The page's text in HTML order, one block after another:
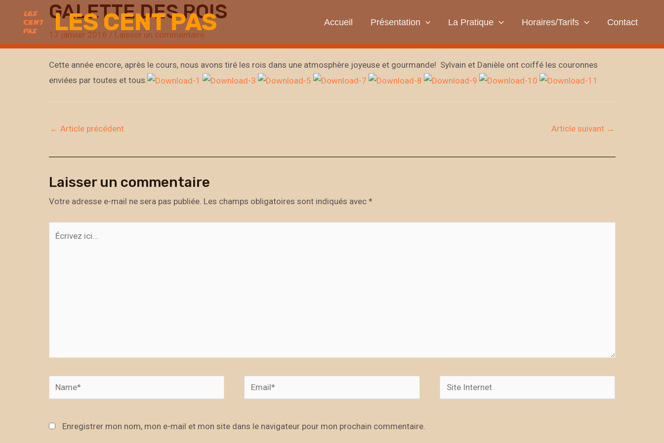
LES CENT PAS Accueil Présentation La Pratique Horaires/Tarifs Contact
GALETTE DES ROIS
17 janvier 2016 / Laisser un commentaire
Cette année encore, après le cours, nous avons tiré les rois dans une atmosphère joyeuse et gourmande! Sylvain et Danièle ont coiffé les couronnes
enviées par toutes et tous.
← Article précédent Article suivant →
Laisser un commentaire
Votre adresse e-mail ne sera pas publiée. Les champs obligatoires sont indiqués avec *
Name* Email*
Site
Internet
Enregistrer mon nom, mon e-mail et mon site dans le navigateur pour mon prochain commentaire.